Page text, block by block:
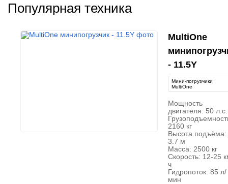
Популярная техника
MultiOne
- 11.5Y
Мини-погрузчики
MultiOne
Мощность
двигателя: 50 л.с.
2160 кг
Высота подъёма:
3.7 м
Масса: 2500 кг
Скорость: 12-25
ч
Гидропоток: 85 л/
мин